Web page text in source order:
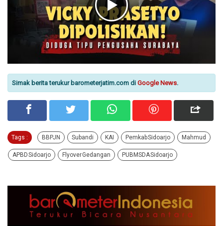
Simak berita terukur barometerjatim.com di Google News.
Tags : BBPJN Subandi KAI Pemkab Sidoarjo Mahmud
APBD Sidoarjo Flyover Gedangan PUBMSDA Sidoarjo